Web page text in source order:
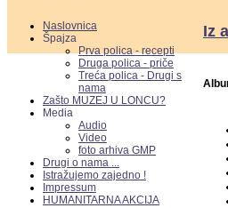
Naslovnica
Špajza
Prva polica - recepti
Druga polica - priče
Treća polica - Drugi s
nama
Zašto MUZEJ U LONCU?
Media
Audio
Video
foto arhiva GMP
Drugi o nama ...
Istražujemo zajedno !
Impressum
HUMANITARNA AKCIJA
Iz